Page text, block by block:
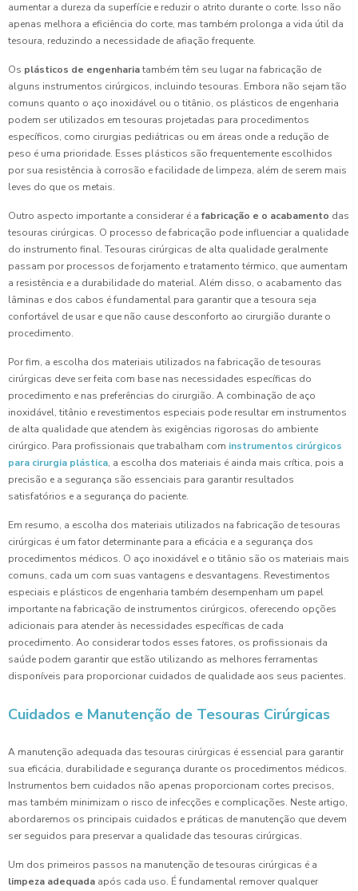
aumentar a dureza da superfície e reduzir o atrito durante o corte. Isso não
apenas melhora a eficiência do corte, mas também prolonga a vida útil da
tesoura, reduzindo a necessidade de afiação frequente.
Os plásticos de engenhariatambém têm seu lugar na fabricação de
alguns instrumentos cirúrgicos, incluindo tesouras. Embora não sejam tão
comuns quanto o aço inoxidável ou o titânio, os plásticos de engenharia
podem ser utilizados em tesouras projetadas para procedimentos
específicos, como cirurgias pediátricas ou em áreas onde a redução de
peso é uma prioridade. Esses plásticos são frequentemente escolhidos
por sua resistência à corrosão e facilidade de limpeza, além de serem mais
leves do que os metais.
Outro aspecto importante a considerar é a fabricação e o acabamento das
tesouras cirúrgicas. O processo de fabricação pode influenciar a qualidade
do instrumento final. Tesouras cirúrgicas de alta qualidade geralmente
passam por processos de forjamento e tratamento térmico, que aumentam
a resistência e a durabilidade do material. Além disso, o acabamento das
lâminas e dos cabos é fundamental para garantir que a tesoura seja
confortável de usar e que não cause desconforto ao cirurgião durante o
procedimento.
Por fim, a escolha dos materiais utilizados na fabricação de tesouras
cirúrgicas deve ser feita com base nas necessidades específicas do
procedimento e nas preferências do cirurgião. A combinação de aço
inoxidável, titânio e revestimentos especiais pode resultar em instrumentos
de alta qualidade que atendem às exigências rigorosas do ambiente
cirúrgico. Para profissionais que trabalham com instrumentos cirúrgicos
para cirurgia plástica, a escolha dos materiais é ainda mais crítica, pois a
precisão e a segurança são essenciais para garantir resultados
satisfatórios e a segurança do paciente.
Em resumo, a escolha dos materiais utilizados na fabricação de tesouras
cirúrgicas é um fator determinante para a eficácia e a segurança dos
procedimentos médicos. O aço inoxidável e o titânio são os materiais mais
comuns, cada um com suas vantagens e desvantagens. Revestimentos
especiais e plásticos de engenharia também desempenham um papel
importante na fabricação de instrumentos cirúrgicos, oferecendo opções
adicionais para atender às necessidades específicas de cada
procedimento. Ao considerar todos esses fatores, os profissionais da
saúde podem garantir que estão utilizando as melhores ferramentas
disponíveis para proporcionar cuidados de qualidade aos seus pacientes.
Cuidados e Manutenção de Tesouras Cirúrgicas
A manutenção adequada das tesouras cirúrgicas é essencial para garantir
sua eficácia, durabilidade e segurança durante os procedimentos médicos.
Instrumentos bem cuidados não apenas proporcionam cortes precisos,
mas também minimizam o risco de infecções e complicações. Neste artigo,
abordaremos os principais cuidados e práticas de manutenção que devem
ser seguidos para preservar a qualidade das tesouras cirúrgicas.
Um dos primeiros passos na manutenção de tesouras cirúrgicas é a
limpeza adequada após cada uso. É fundamental remover qualquer